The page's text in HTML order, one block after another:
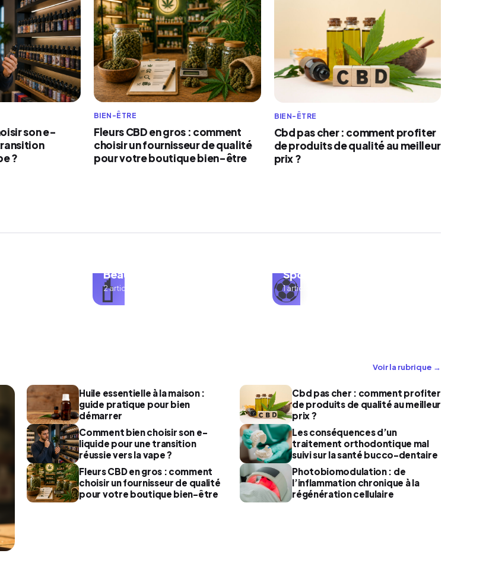
son e-
?
BIEN-ÊTRE
Fleurs CBD en gros : comment
choisir un fournisseur de qualité
pour votre boutique bien-être
BIEN-ÊTRE
Cbd pas cher : comment profiter
de produits de qualité au meilleur
prix ?
💄
Beauté
2 articles ⚽
Sport
1 articles
Voir la rubrique →
Huile essentielle à la maison :
guide pratique pour bien
démarrer
Comment bien choisir son e-
liquide pour une transition
réussie vers la vape ?
Fleurs CBD en gros : comment
choisir un fournisseur de qualité
pour votre boutique bien-être
Cbd pas cher : comment profiter
de produits de qualité au meilleur
prix ?
Les conséquences d’un
traitement orthodontique mal
suivi sur la santé bucco-dentaire
Photobiomodulation : de
l’inflammation chronique à la
régénération cellulaire